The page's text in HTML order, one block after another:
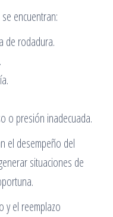
encuentran:
de rodadura.
o presión inadecuada.
el desempeño del
situaciones de
y el reemplazo